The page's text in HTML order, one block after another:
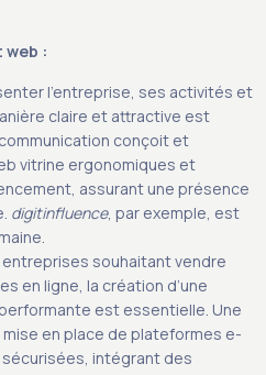
:
l’entreprise, ses activités et
claire et attractive est
conçoit et
vitrine ergonomiques et
assurant une présence
digitinfluence, par exemple, est
entreprises souhaitant vendre
en ligne, la création d’une
est essentielle. Une
en place de plateformes e-
intégrant des